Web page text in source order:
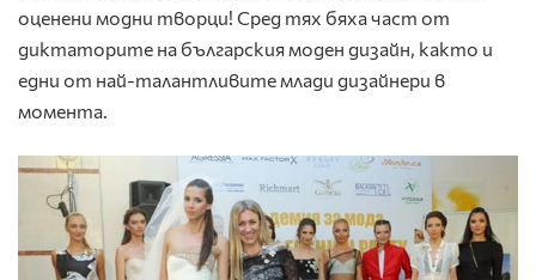
оценени модни творци! Сред тях бяха част от
диктаторите на българския моден дизайн, както и
едни от най-талантливите млади дизайнери в
момента.